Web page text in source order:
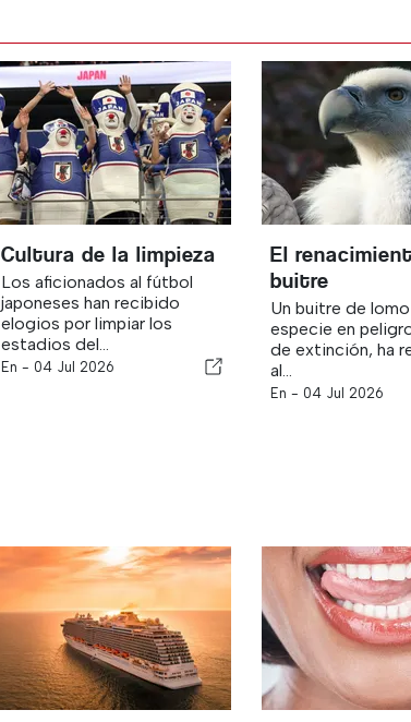
Cultura de la limpieza
Los aficionados al fútbol
japoneses han recibido
elogios por limpiar los
estadios del...
En - 04 Jul 2026
El
buitre
Un buitre de
especie en
de extinción, ha
al...
En - 04 Jul 2026